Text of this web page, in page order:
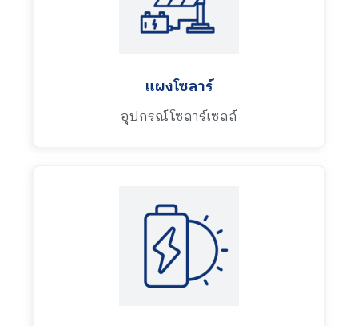
แผงโซลาร์
อุปกรณ์โซลาร์เซลล์